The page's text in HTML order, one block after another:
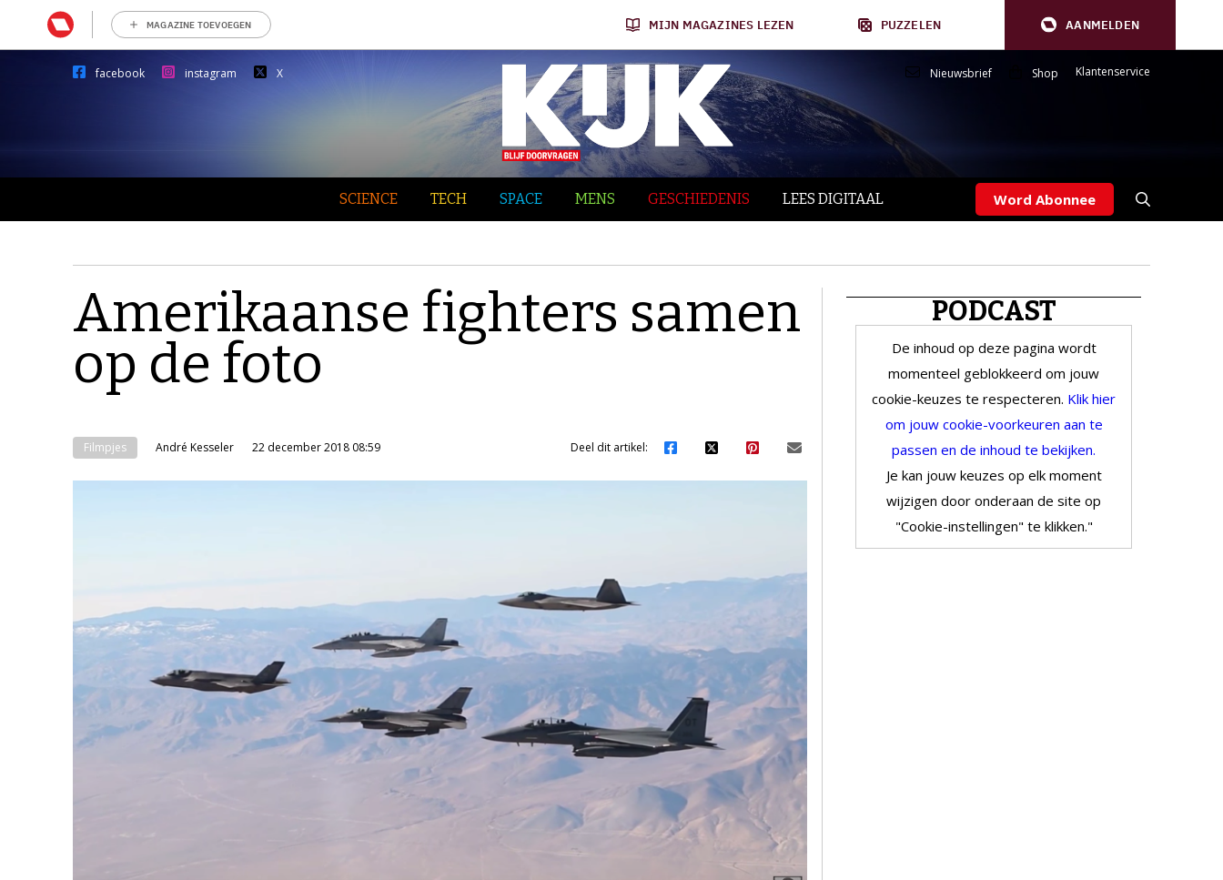
MAGAZINE TOEVOEGEN MIJN MAGAZINES LEZEN PUZZELEN AANMELDEN
facebook instagram X Nieuwsbrief Shop Klantenservice
SCIENCE TECH SPACE MENS GESCHIEDENIS LEES DIGITAAL Word Abonnee
Amerikaanse fighters samen
op de foto
Filmpjes André Kesseler 22 december 2018 08:59 Deel dit artikel:
PODCAST
De inhoud op deze pagina wordt
momenteel geblokkeerd om jouw
cookie-keuzes te respecteren. Klik hier
om jouw cookie-voorkeuren aan te
passen en de inhoud te bekijken.
Je kan jouw keuzes op elk moment
wijzigen door onderaan de site op
"Cookie-instellingen" te klikken."